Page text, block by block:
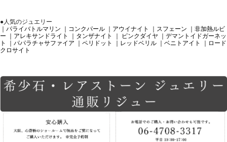
●人気のジュエリー
｜パライバトルマリン
｜コンクパール ｜アウイナイト ｜スフェーン
｜非加熱ルビ
ー
｜アレキサンドライト ｜タンザナイト ｜ ピンクダイヤ
｜デマントイドガーネッ
ト
｜パパラチャサファイア ｜ペリドット ｜レッドベリル ｜ベニトアイト
｜ロード
クロサイト